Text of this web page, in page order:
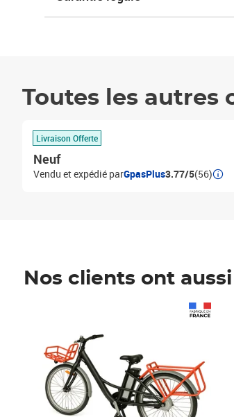
Toutes les autres
Livraison Offerte
Neuf
Vendu et expédié parGpasPlus3.77/5(56)
Nos clients ont